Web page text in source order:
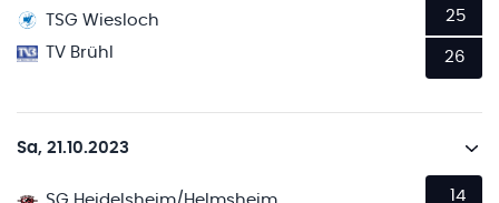
TSG Wiesloch
TV Brühl
25
26
Sa, 21.10.2023
14